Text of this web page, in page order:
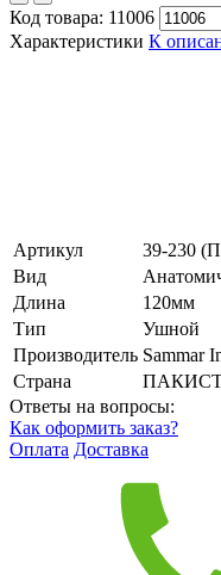
Код товара: 11006
Характеристики К
Артикул
39-230
Вид
Длина
120мм
Тип
Ушной
Производитель Sammar
Страна
Ответы на вопросы:
Как оформить заказ?
Оплата Доставка